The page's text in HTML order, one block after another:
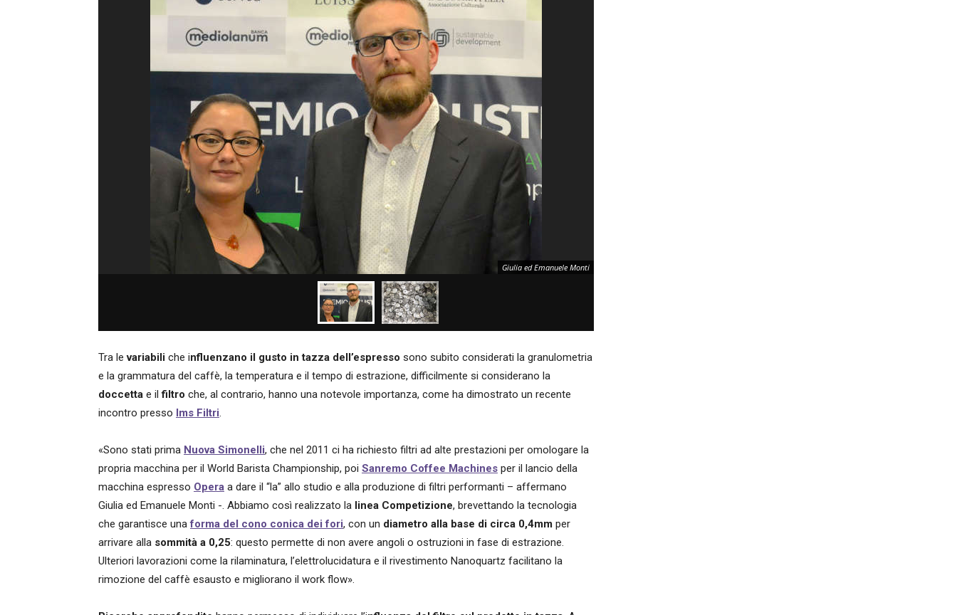
Giulia ed Emanuele Monti
Tra levariabili che influenzano il gusto in tazza dell’espresso sono subito considerati la granulometria
e la grammatura del caffè, la temperatura e il tempo di estrazione, difficilmente si considerano la
doccetta e ilfiltro che, al contrario, hanno una notevole importanza, come ha dimostrato un recente
incontro presso Ims Filtri.
«Sono stati prima Nuova Simonelli, che nel 2011 ci ha richiesto filtri ad alte prestazioni per omologare la
propria macchina per il World Barista Championship, poi Sanremo Coffee Machines per il lancio della
macchina espresso Opera a dare il “la” allo studio e alla produzione di filtri performanti – affermano
Giulia ed Emanuele Monti -. Abbiamo così realizzato la linea Competizione, brevettando la tecnologia
che garantisce unaforma del cono conica dei fori, con un diametro alla base di circa 0,4mm per
arrivare alla sommità a 0,25: questo permette di non avere angoli o ostruzioni in fase di estrazione.
Ulteriori lavorazioni come la rilaminatura, l’elettrolucidatura e il rivestimento Nanoquartz facilitano la
rimozione del caffè esausto e migliorano il work flow».